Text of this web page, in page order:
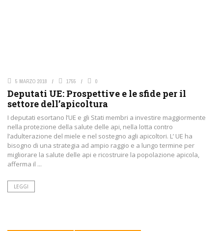
5 MARZO 2018 1755 0
Deputati UE: Prospettive e le sfide per il
settore dell’apicoltura
I deputati esortano l’UE e gli Stati membri a investire maggiormente
nella protezione della salute delle api, nella lotta contro
l’adulterazione del miele e nel sostegno agli apicoltori. L’ UE ha
bisogno di una strategia ad ampio raggio e a lungo termine per
migliorare la salute delle api e ricostruire la popolazione apicola,
afferma il ...
LEGGI